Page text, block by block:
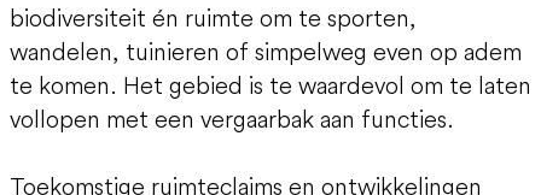
biodiversiteit én ruimte om te sporten,
wandelen, tuinieren of simpelweg even op adem
te komen. Het gebied is te waardevol om te laten
vollopen met een vergaarbak aan functies.
Toekomstige ruimteclaims en ontwikkelingen